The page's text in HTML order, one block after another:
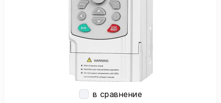
в сравнение